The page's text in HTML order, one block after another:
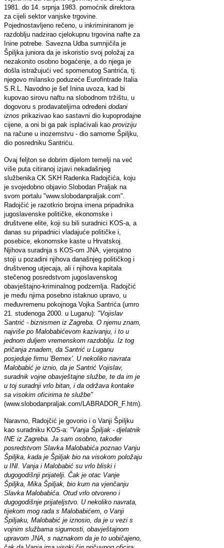
1981. do 14. srpnja 1983. pomoćnik direktora
za cijeli sektor vanjske trgovine.
Pojednostavljeno rečeno, u inkriminiranom je
razdoblju nadzirao cjelokupnu trgovina nafte za
Inine potrebe. Savezna Udba sumnjičila je
Špiljka juniora da je iskoristio svoj položaj za
nezakonito osobno bogaćenje, a do njega je
došla istražujući već spomenutog Santrića, tj.
njegovo milansko poduzeće Eurofintrade Italia
S.R.L. Navodno je šef Inina uvoza, kad bi
kupovao sirovu naftu na slobodnom tržištu, u
dogovoru s prodavateljima određeni dodani
iznos prikazivao kao sastavni dio kupoprodajne
cijene, a oni bi ga pak isplaćivali kao proviziju
na račune u inozemstvu - dio samome Špiljku,
dio posredniku Santriću.
Ovaj feljton se dobrim dijelom temelji na već
više puta citiranoj izjavi nekadašnjeg
službenika CK SKH Radenka Radojčića, koju
je svojedobno objavio Slobodan Praljak na
svom portalu "www.slobodanpraljak.com".
Radojčić je razotkrio brojna imena pripadnika
jugoslavenske političke, ekonomske i
društvene elite, koji su bili suradnici KOS-a, a
danas su pripadnici vladajuće političke i,
posebice, ekonomske kaste u Hrvatskoj.
Njihova suradnja s KOS-om JNA, vjerojatno
stoji u pozadini njihova današnjeg političkog i
društvenog utjecaja, ali i njihova kapitala
stečenog posredstvom jugoslavenskog
obavještajno-kriminalnog podzemlja. Radojčić
je među njima posebno istaknuo upravo, u
međuvremenu pokojnoga Vojka Santrića (umro
21. studenoga 2000. u Luganu): "Vojislav
Santrić - biznismen iz Zagreba. O njemu znam,
najviše po Malobabićevom kazivanju, i to u
jednom duljem vremenskom razdoblju. Iz tog
pričanja znadem, da Santrić u Luganu
posjeduje firmu 'Bemex'. U nekoliko navrata
Malobabić je iznio, da je Santrić Vojislav,
suradnik vojne obavještajne službe, te da im je
u toj suradnji vrlo bitan, i da održava kontake
sa visokim oficirima te službe"
(www.slobodanpraljak.com/LABRADOR_F.htm).
Naravno, Radojčić je govorio i o Vanji Špiljku
kao suradniku KOS-a: "Vanja Špiljak - djelatnik
INE iz Zagreba. Ja sam osobno, također
posredstvom Slavka Malobabića poznao Vanju
Špiljka, kada je Špiljak bio na visokom položaju
u INI. Vanja i Malobabić su vrlo bliski i
dugogodišnji prijatelji. Čak je otac Vanje
Špiljka, Mika Špiljak, bio kum na vjenčanju
Slavka Malobabića. Otud vrlo otvoreno i
dugogodišnje prijateljstvo. U nekoliko navrata,
tijekom mog rada s Malobabićem, o Vanji
Špiljaku, Malobabić je iznosio, da je u vezi s
vojnim službama sigurnosti, obavještajnom
upravom JNA, s naznakom da je to uobičajeno,